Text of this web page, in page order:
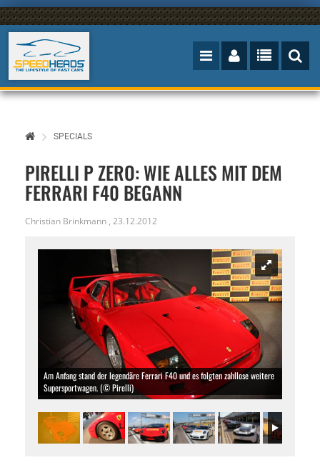
SPECIALS
PIRELLI P ZERO: WIE ALLES MIT DEM
FERRARI F40 BEGANN
Christian Brinkmann , 23.12.2012
Am Anfang stand der legendäre Ferrari F40 und es folgten zahllose weitere
Supersportwagen. (© Pirelli)